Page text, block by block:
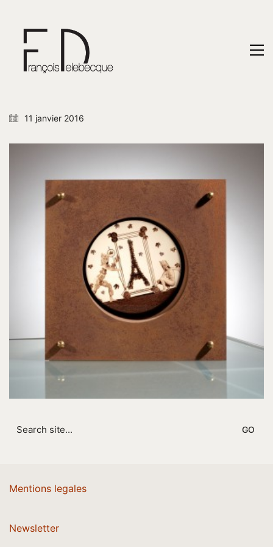
11 janvier 2016
for:
Mentions legales
Newsletter